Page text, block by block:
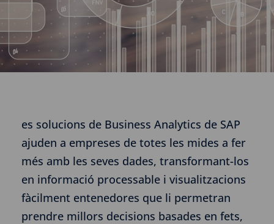
es solucions de Business Analytics de SAP
ajuden a empreses de totes les mides a fer
més amb les seves dades, transformant-los
en informació processable i visualitzacions
fàcilment entenedores que li permetran
prendre millors decisions basades en fets,